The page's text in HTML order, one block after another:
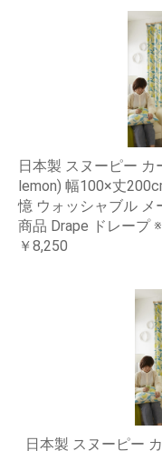
日本製 スヌーピー カ
lemon) 幅100×丈
憶 ウォッシャブル
商品 Drape ドレープ
￥8,250
日本製 スヌーピー